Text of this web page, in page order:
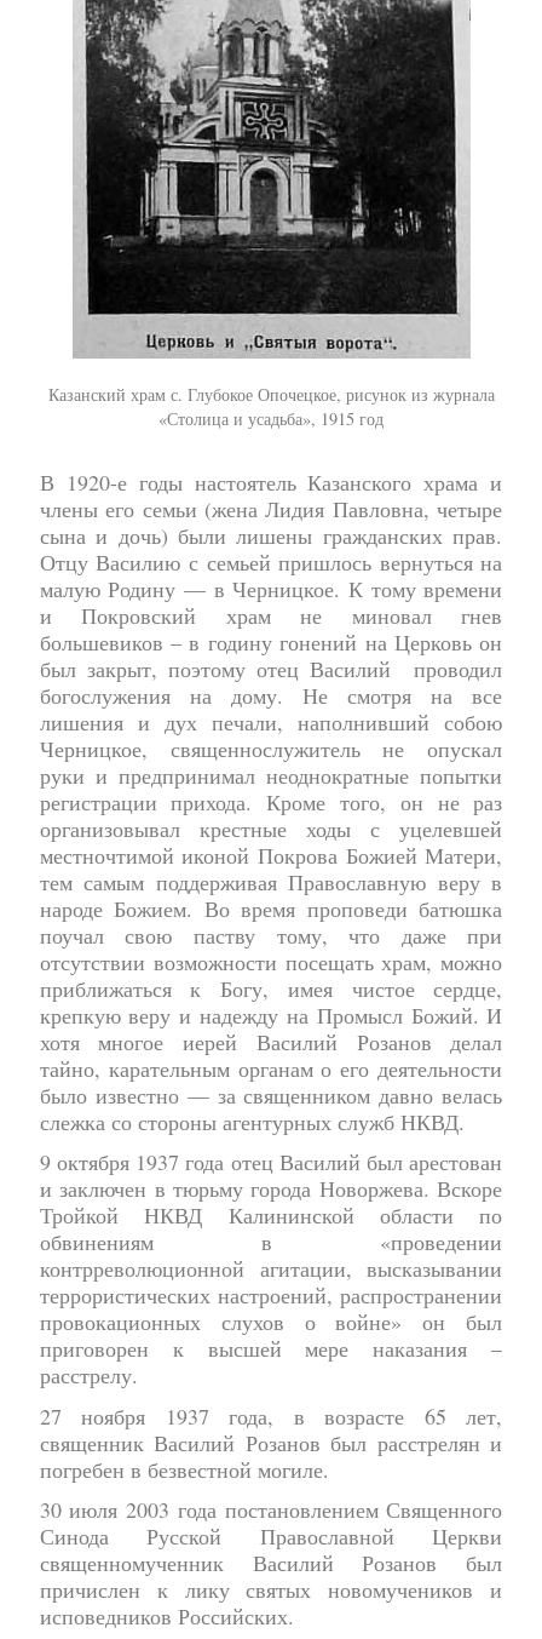
Казанский храм с. Глубокое Опочецкое, рисунок из журнала
«Столица и усадьба», 1915 год
В 1920-е годы настоятель Казанского храма и
члены его семьи (жена Лидия Павловна, четыре
сына и дочь) были лишены гражданских прав.
Отцу Василию с семьей пришлось вернуться на
малую Родину — в Черницкое. К тому времени
и Покровский храм не миновал гнев
большевиков – в годину гонений на Церковь он
был закрыт, поэтому отец Василий проводил
богослужения на дому. Не смотря на все
лишения и дух печали, наполнивший собою
Черницкое, священнослужитель не опускал
руки и предпринимал неоднократные попытки
регистрации прихода. Кроме того, он не раз
организовывал крестные ходы с уцелевшей
местночтимой иконой Покрова Божией Матери,
тем самым поддерживая Православную веру в
народе Божием. Во время проповеди батюшка
поучал свою паству тому, что даже при
отсутствии возможности посещать храм, можно
приближаться к Богу, имея чистое сердце,
крепкую веру и надежду на Промысл Божий. И
хотя многое иерей Василий Розанов делал
тайно, карательным органам о его деятельности
было известно — за священником давно велась
слежка со стороны агентурных служб НКВД.
9 октября 1937 года отец Василий был арестован
и заключен в тюрьму города Новоржева. Вскоре
Тройкой НКВД Калининской области по
обвинениям в «проведении
контрреволюционной агитации, высказывании
террористических настроений, распространении
провокационных слухов о войне» он был
приговорен к высшей мере наказания –
расстрелу.
27 ноября 1937 года, в возрасте 65 лет,
священник Василий Розанов был расстрелян и
погребен в безвестной могиле.
30 июля 2003 года постановлением Священного
Синода Русской Православной Церкви
священномученник Василий Розанов был
причислен к лику святых новомучеников и
исповедников Российских.